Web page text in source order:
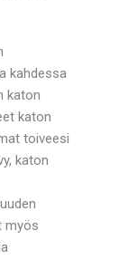
kahdessa
katon
katon
toiveesi
katon
myös